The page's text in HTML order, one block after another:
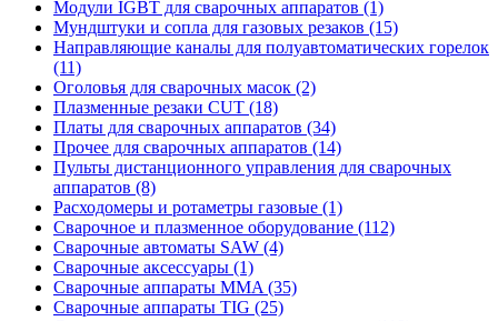
Модули IGBT для сварочных аппаратов (1)
Мундштуки и сопла для газовых резаков (15)
Направляющие каналы для полуавтоматических горелок
(11)
Оголовья для сварочных масок (2)
Плазменные резаки CUT (18)
Платы для сварочных аппаратов (34)
Прочее для сварочных аппаратов (14)
Пульты дистанционного управления для сварочных
аппаратов (8)
Расходомеры и ротаметры газовые (1)
Сварочное и плазменное оборудование (112)
Сварочные автоматы SAW (4)
Сварочные аксессуары (1)
Сварочные аппараты MMA (35)
Сварочные аппараты TIG (25)